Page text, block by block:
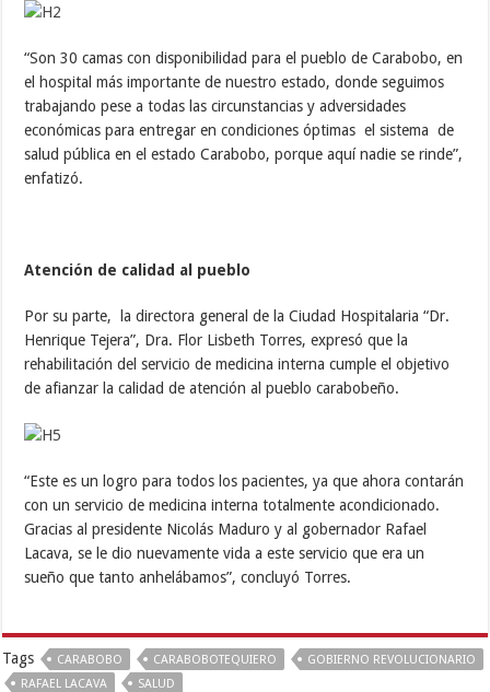
“Son 30 camas con disponibilidad para el pueblo de Carabobo, en
el hospital más importante de nuestro estado, donde seguimos
trabajando pese a todas las circunstancias y adversidades
económicas para entregar en condiciones óptimas el sistema de
salud pública en el estado Carabobo, porque aquí nadie se rinde”,
enfatizó.
Atención de calidad al pueblo
Por su parte, la directora general de la Ciudad Hospitalaria “Dr.
Henrique Tejera”, Dra. Flor Lisbeth Torres, expresó que la
rehabilitación del servicio de medicina interna cumple el objetivo
de afianzar la calidad de atención al pueblo carabobeño.
“Este es un logro para todos los pacientes, ya que ahora contarán
con un servicio de medicina interna totalmente acondicionado.
Gracias al presidente Nicolás Maduro y al gobernador Rafael
Lacava, se le dio nuevamente vida a este servicio que era un
sueño que tanto anhelábamos”, concluyó Torres.
Tags CARABOBO CARABOBOTEQUIERO
GOBIERNO REVOLUCIONARIO
RAFAEL LACAVA
SALUD